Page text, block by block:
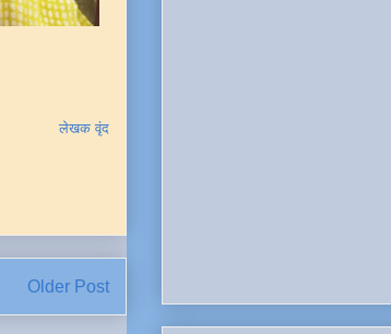
लेखक वृंद
Older Post